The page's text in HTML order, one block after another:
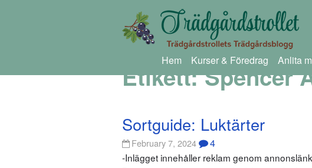
Hem Kurser & Föredrag Anlita
Etikett:Spencer
Sortguide: Luktärter
February 7, 2024 4
-Inlägget innehåller reklam genom